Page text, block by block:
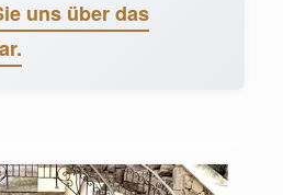
uns über das